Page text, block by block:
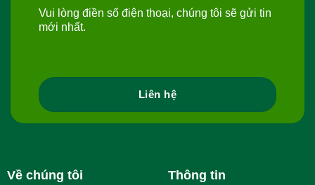
Vui lòng điền số điện thoại, chúng tôi sẽ gửi tin
mới nhất.
Liên hệ
Về chúng tôi Thông tin